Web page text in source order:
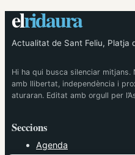
elridaura
Actualitat de Sant Feliu, Platja
Hi ha qui busca silenciar
amb llibertat, independència i
aturaran. Editat amb orgull per
Seccions
Agenda